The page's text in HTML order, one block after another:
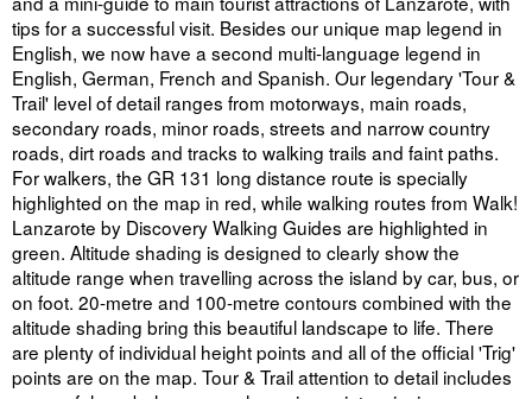
tips for a successful visit. Besides our unique map legend in
English, we now have a second multi-language legend in
English, German, French and Spanish. Our legendary 'Tour &
Trail' level of detail ranges from motorways, main roads,
secondary roads, minor roads, streets and narrow country
roads, dirt roads and tracks to walking trails and faint paths.
For walkers, the GR 131 long distance route is specially
highlighted on the map in red, while walking routes from Walk!
Lanzarote by Discovery Walking Guides are highlighted in
green. Altitude shading is designed to clearly show the
altitude range when travelling across the island by car, bus, or
on foot. 20-metre and 100-metre contours combined with the
altitude shading bring this beautiful landscape to life. There
are plenty of individual height points and all of the official 'Trig'
points are on the map. Tour & Trail attention to detail includes